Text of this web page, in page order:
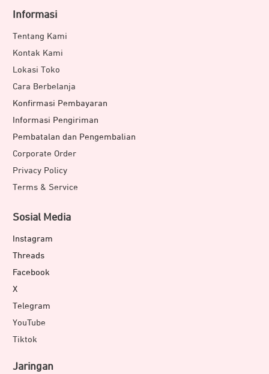
Informasi
Tentang Kami
Kontak Kami
Lokasi Toko
Cara Berbelanja
Konfirmasi Pembayaran
Informasi Pengiriman
Pembatalan dan Pengembalian
Corporate Order
Privacy Policy
Terms & Service
Sosial Media
Instagram
Threads
Facebook
X
Telegram
YouTube
Tiktok
Jaringan